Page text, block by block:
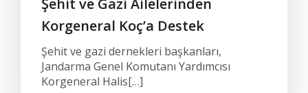
Şehit ve Gazi Ailelerinden
Korgeneral Koç’a Destek
Şehit ve gazi dernekleri başkanları,
Jandarma Genel Komutanı Yardımcısı
Korgeneral Halis[…]